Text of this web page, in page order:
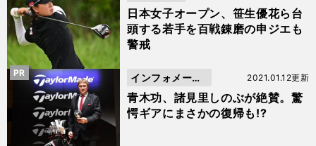
日本女子オープン、笹生優花ら台
頭する若手を百戦錬磨の申ジエも
警戒
青木功、諸見里しのぶが絶賛。驚
愕ギアにまさかの復帰も!?
2021.01.12更新
インフォメーシ
ョン
PR